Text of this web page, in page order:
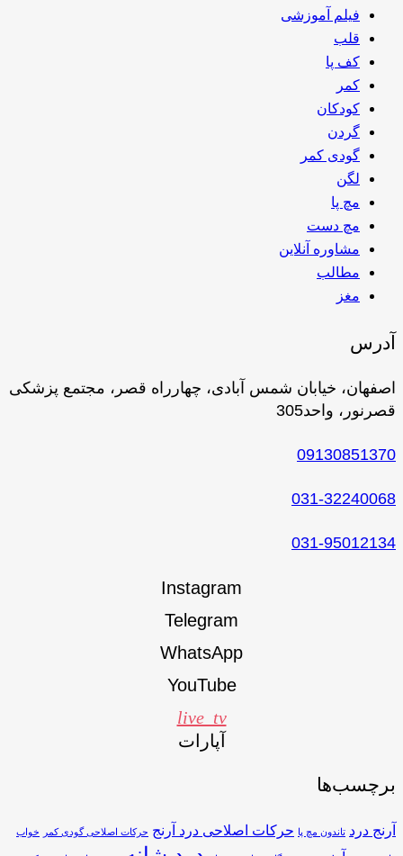
فیلم آموزشی
قلب
کف پا
کمر
کودکان
گردن
گودی کمر
لگن
مچ پا
مچ دست
مشاوره آنلاین
مطالب
مغز
آدرس
اصفهان، خیابان شمس آبادی، چهارراه قصر، مجتمع پزشکی
قصرنور، واحد305
09130851370
031-32240068
031-95012134
Instagram
Telegram
WhatsApp
YouTube
live_tv
آپارات
برچسب‌ها
آرنج درد تاندون مچ پا حرکات اصلاحی درد آرنج حرکات اصلاحی گودی کمر خواب